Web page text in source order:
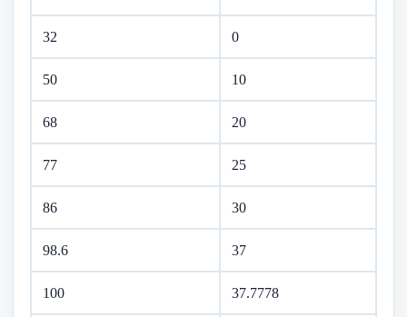
32 0
50 10
68 20
77 25
86 30
98.6 37
100 37.7778